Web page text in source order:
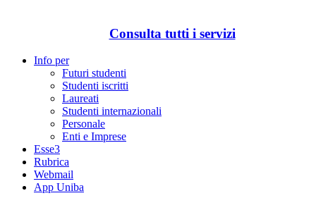
Consulta tutti i servizi
Info per
Futuri studenti
Studenti iscritti
Laureati
Studenti internazionali
Personale
Enti e Imprese
Esse3
Rubrica
Webmail
App Uniba